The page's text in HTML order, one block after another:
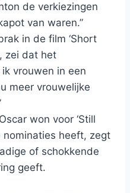
de verkiezingen
van waren.”
in de film ‘Short
zei dat het
vrouwen in een
meer vrouwelijke
won voor ‘Still
nominaties heeft, zegt
of schokkende
geeft.